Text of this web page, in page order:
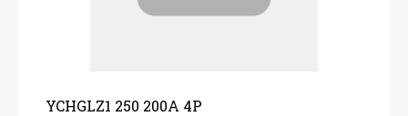
YCHGLZ1 250 200A 4P